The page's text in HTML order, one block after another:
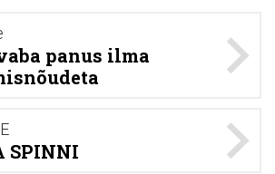
panus ilma
SPINNI